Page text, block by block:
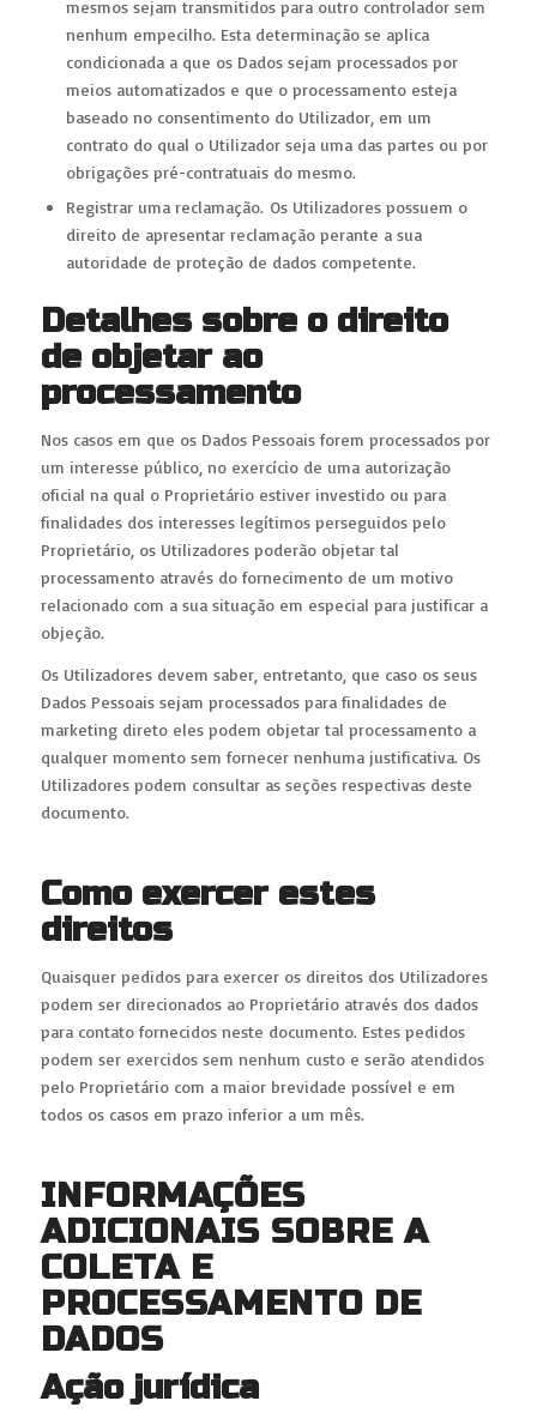
mesmos sejam transmitidos para outro controlador sem
nenhum empecilho. Esta determinação se aplica
condicionada a que os Dados sejam processados por
meios automatizados e que o processamento esteja
baseado no consentimento do Utilizador, em um
contrato do qual o Utilizador seja uma das partes ou por
obrigações pré-contratuais do mesmo.
Registrar uma reclamação. Os Utilizadores possuem o
direito de apresentar reclamação perante a sua
autoridade de proteção de dados competente.
Detalhes sobre o direito
de objetar ao
processamento
Nos casos em que os Dados Pessoais forem processados por
um interesse público, no exercício de uma autorização
oficial na qual o Proprietário estiver investido ou para
finalidades dos interesses legítimos perseguidos pelo
Proprietário, os Utilizadores poderão objetar tal
processamento através do fornecimento de um motivo
relacionado com a sua situação em especial para justificar a
objeção.
Os Utilizadores devem saber, entretanto, que caso os seus
Dados Pessoais sejam processados para finalidades de
marketing direto eles podem objetar tal processamento a
qualquer momento sem fornecer nenhuma justificativa. Os
Utilizadores podem consultar as seções respectivas deste
documento.
Como exercer estes
direitos
Quaisquer pedidos para exercer os direitos dos Utilizadores
podem ser direcionados ao Proprietário através dos dados
para contato fornecidos neste documento. Estes pedidos
podem ser exercidos sem nenhum custo e serão atendidos
pelo Proprietário com a maior brevidade possível e em
todos os casos em prazo inferior a um mês.
INFORMAÇÕES
ADICIONAIS SOBRE A
COLETA E
PROCESSAMENTO DE
DADOS
Ação jurídica